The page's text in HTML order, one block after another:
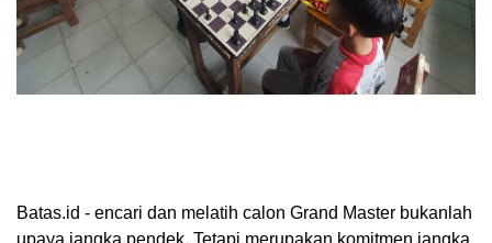
Batas.id - encari dan melatih calon Grand Master bukanlah
upaya jangka pendek. Tetapi merupakan komitmen jangka